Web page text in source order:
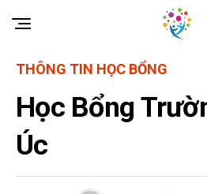
THÔNG TIN HỌC BỔNG
Học Bổng
Úc